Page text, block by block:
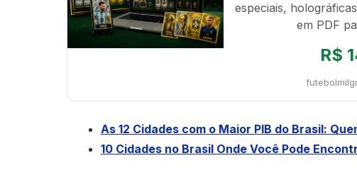
especiais,
em PDF
R$
As 12 Cidades com o Maior PIB do Brasil:
10 Cidades no Brasil Onde Você Pode